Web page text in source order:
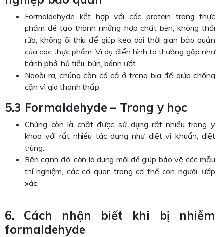
Formaldehyde kết hợp với các protein trong thực
phẩm để tạo thành những hợp chất bền, không thối
rữa, không ôi thiu để giúp kéo dài thời gian bảo quản
của các thực phẩm. Ví dụ điển hình ta thường gặp như
bánh phở, hủ tiếu, bún, bánh ướt…
Ngoài ra, chúng còn có cả ở trong bia để giúp chống
cặn vì giá thành thấp.
5.3 Formaldehyde – Trong y học
Chúng còn là chất được sử dụng rất nhiều trong y
khoa với rất nhiều tác dụng như diệt vi khuẩn, diệt
trùng.
Bên cạnh đó, còn là dung môi để giúp bảo vệ các mẫu
thí nghiệm, các cơ quan trong cơ thể con người, ướp
xác.
6. Cách nhận biết khi bị nhiễm
formaldehyde